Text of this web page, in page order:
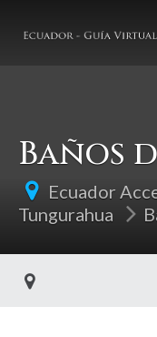
Baños
Ecuador
Tungurahua